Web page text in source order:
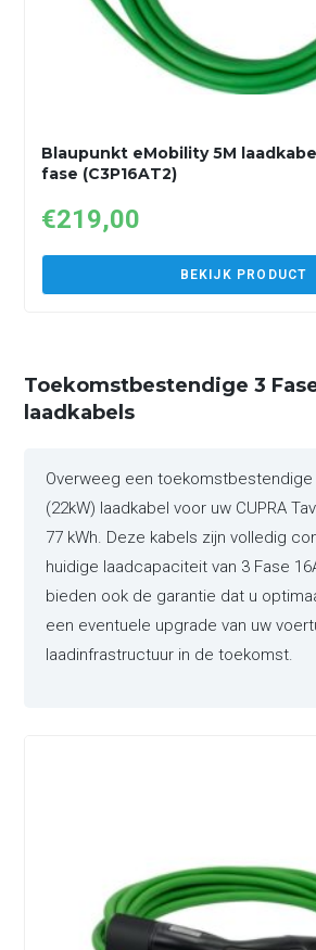
Blaupunkt eMobility 5M
fase (C3P16AT2)
€219,00
BEKIJK PRODUCT
Toekomstbestendige 3
laadkabels
Overweeg een toekomstbestendige
(22kW) laadkabel voor uw CUPRA
77 kWh. Deze kabels zijn volledig
huidige laadcapaciteit van 3 Fase
bieden ook de garantie dat u
een eventuele upgrade van uw
laadinfrastructuur in de toekomst.